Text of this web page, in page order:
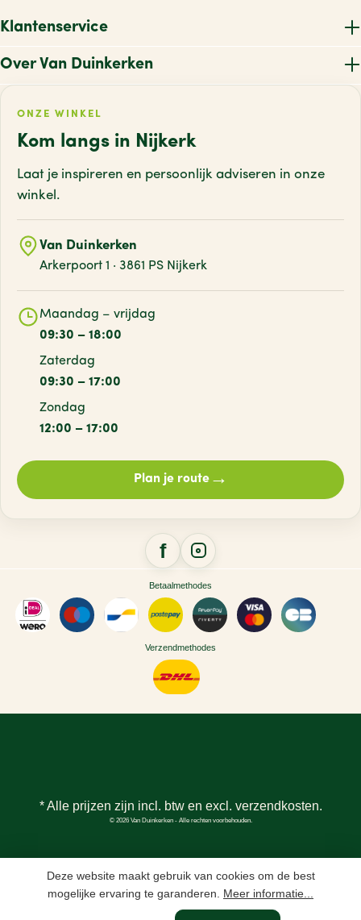
Klantenservice
Over Van Duinkerken
ONZE WINKEL
Kom langs in Nijkerk
Laat je inspireren en persoonlijk adviseren in onze
winkel.
Van Duinkerken
Arkerpoort 1 · 3861 PS Nijkerk
Maandag – vrijdag
09:30 – 18:00
Zaterdag
09:30 – 17:00
Zondag
12:00 – 17:00
Plan je route→
Betaalmethodes
Verzendmethodes
* Alle prijzen zijn incl. btw en excl. verzendkosten.
© 2026 Van Duinkerken - Alle rechten voorbehouden.
Deze website maakt gebruik van cookies om de best
mogelijke ervaring te garanderen. Meer informatie...